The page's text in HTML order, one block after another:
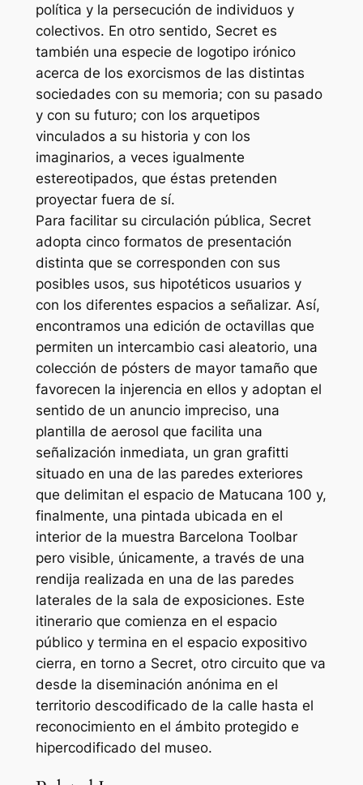
política y la persecución de individuos y
colectivos. En otro sentido, Secret es
también una especie de logotipo irónico
acerca de los exorcismos de las distintas
sociedades con su memoria; con su pasado
y con su futuro; con los arquetipos
vinculados a su historia y con los
imaginarios, a veces igualmente
estereotipados, que éstas pretenden
proyectar fuera de sí.
Para facilitar su circulación pública, Secret
adopta cinco formatos de presentación
distinta que se corresponden con sus
posibles usos, sus hipotéticos usuarios y
con los diferentes espacios a señalizar. Así,
encontramos una edición de octavillas que
permiten un intercambio casi aleatorio, una
colección de pósters de mayor tamaño que
favorecen la injerencia en ellos y adoptan el
sentido de un anuncio impreciso, una
plantilla de aerosol que facilita una
señalización inmediata, un gran grafitti
situado en una de las paredes exteriores
que delimitan el espacio de Matucana 100 y,
finalmente, una pintada ubicada en el
interior de la muestra Barcelona Toolbar
pero visible, únicamente, a través de una
rendija realizada en una de las paredes
laterales de la sala de exposiciones. Este
itinerario que comienza en el espacio
público y termina en el espacio expositivo
cierra, en torno a Secret, otro circuito que va
desde la diseminación anónima en el
territorio descodificado de la calle hasta el
reconocimiento en el ámbito protegido e
hipercodificado del museo.